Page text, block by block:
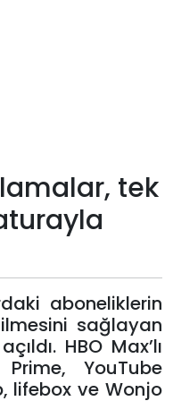
tek
aboneliklerin
sağlayan
HBO Max’lı
YouTube
lifebox ve Wonjo